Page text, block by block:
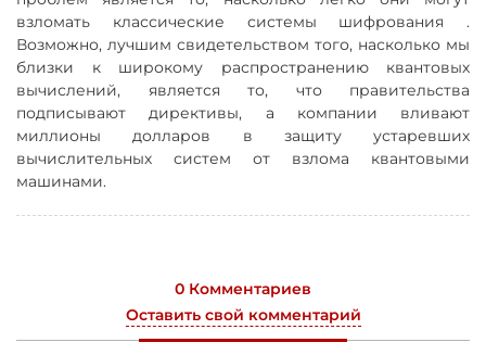
взломать классические системы шифрования .
Возможно, лучшим свидетельством того, насколько мы
близки к широкому распространению квантовых
вычислений, является то, что правительства
подписывают директивы, а компании вливают
миллионы долларов в защиту устаревших
вычислительных систем от взлома квантовыми
машинами.
0 Комментариев
Оставить свой комментарий